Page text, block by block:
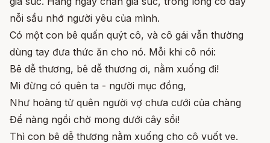
nỗi sầu nhớ người yêu của mình.
Có một con bê quấn quýt cô, và cô gái vẫn thường
dùng tay đưa thức ăn cho nó. Mỗi khi cô nói:
Bê dễ thương, bê dễ thương ơi, nằm xuống đi!
Mi đừng có quên ta - người mục đồng,
Như hoàng tử quên người vợ chưa cưới của chàng
Để nàng ngồi chờ mong dưới cây sồi!
Thì con bê dễ thương nằm xuống cho cô vuốt ve.